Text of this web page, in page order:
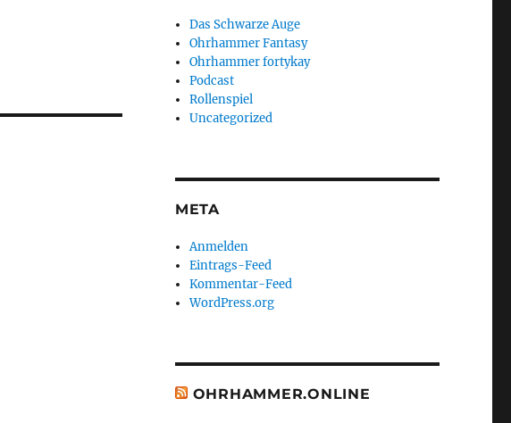
Das Schwarze Auge
Ohrhammer Fantasy
Ohrhammer fortykay
Podcast
Rollenspiel
Uncategorized
META
Anmelden
Eintrags-Feed
Kommentar-Feed
WordPress.org
OHRHAMMER.ONLINE